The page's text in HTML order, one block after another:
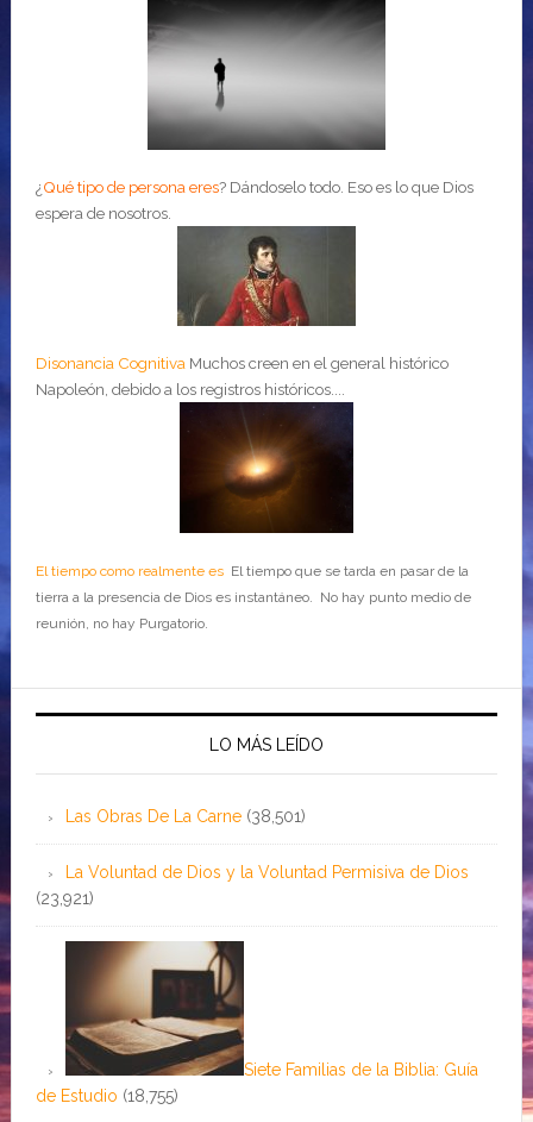
¿Qué tipo de persona eres? Dándoselo todo. Eso es lo que Dios
espera de nosotros.
Disonancia Cognitiva Muchos creen en el general histórico
Napoleón, debido a los registros históricos....
El tiempo como realmente esEl tiempo que se tarda en pasar de la
tierra a la presencia de Dios es instantáneo. No hay punto medio de
reunión, no hay Purgatorio.
LO MÁS LEÍDO
Las Obras De La Carne (38,501)
La Voluntad de Dios y la Voluntad Permisiva de Dios
(23,921)
Siete Familias de la Biblia: Guía
de Estudio (18,755)